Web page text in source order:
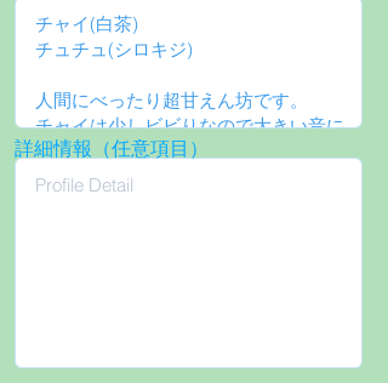
詳細情報（任意項目）